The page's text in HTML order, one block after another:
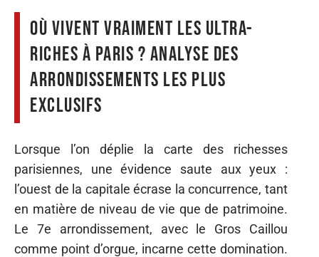
Où vivent vraiment les ultra-
riches à Paris ? Analyse des
arrondissements les plus
exclusifs
Lorsque l’on déplie la carte des richesses
parisiennes, une évidence saute aux yeux :
l’ouest de la capitale écrase la concurrence, tant
en matière de niveau de vie que de patrimoine.
Le 7e arrondissement, avec le Gros Caillou
comme point d’orgue, incarne cette domination.